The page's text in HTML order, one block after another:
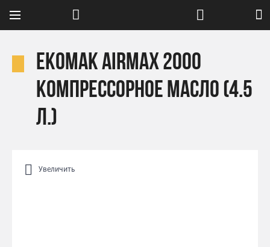
Ekomak AIRMAX 2000
компрессорное масло (4.5
л.)
Увеличить